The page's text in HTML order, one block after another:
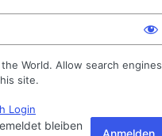
World. Allow search engines
site.
Login
bleiben